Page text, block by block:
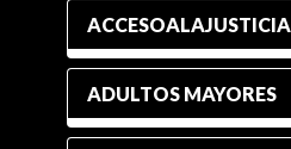
ACCESOALAJUSTICIA
ADULTOS MAYORES